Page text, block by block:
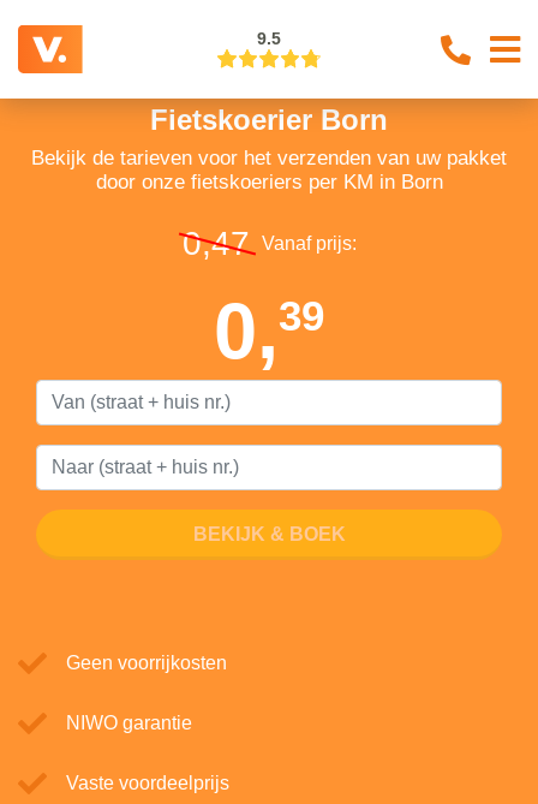
9.5
Fietskoerier Born
Bekijk de tarieven voor het verzenden van uw pakket
door onze fietskoeriers per KM in Born
0,47 Vanaf prijs:
0,39
BEKIJK & BOEK
Geen voorrijkosten
NIWO garantie
Vaste voordeelprijs